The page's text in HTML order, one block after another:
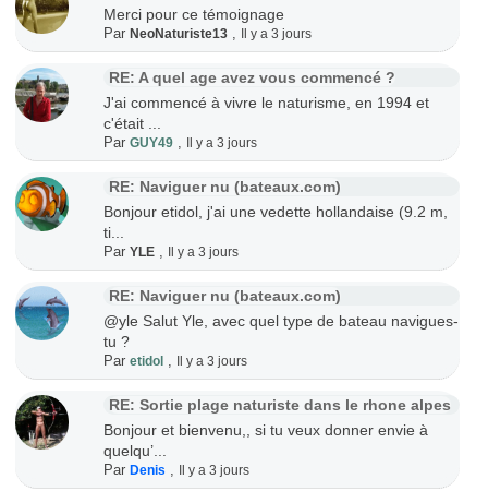
Merci pour ce témoignage
ParNeoNaturiste13 , Il y a 3 jours
RE: A quel age avez vous commencé ?
J'ai commencé à vivre le naturisme, en 1994 et
c'était ...
ParGUY49 , Il y a 3 jours
RE: Naviguer nu (bateaux.com)
Bonjour etidol, j'ai une vedette hollandaise (9.2 m,
ti...
ParYLE , Il y a 3 jours
RE: Naviguer nu (bateaux.com)
@yle Salut Yle, avec quel type de bateau navigues-
tu ?
Paretidol , Il y a 3 jours
RE: Sortie plage naturiste dans le rhone alpes
Bonjour et bienvenu,, si tu veux donner envie à
quelqu’...
ParDenis , Il y a 3 jours